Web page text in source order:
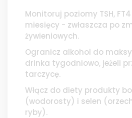
Monitoruj poziomy TSH, FT4
miesięcy - zwłaszcza po
żywieniowych.
Ogranicz alkohol do
drinka tygodniowo, jeżeli
tarczycę.
Włącz do diety produkty
(wodorosty) i selen
ryby).